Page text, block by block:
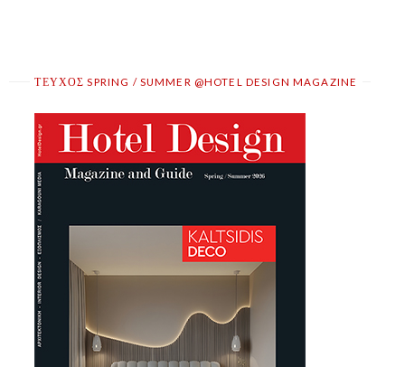
ΤΕΥΧΟΣ SPRING / SUMMER @HOTEL DESIGN MAGAZINE